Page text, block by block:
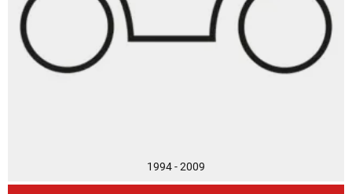
1994 - 2009